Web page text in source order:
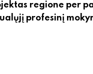
regione per
profesinį